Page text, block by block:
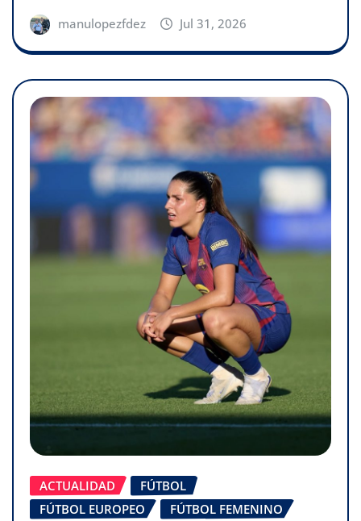
manulopezfdez Jul 31, 2026
ACTUALIDAD
FÚTBOL
FÚTBOL EUROPEO
FÚTBOL FEMENINO